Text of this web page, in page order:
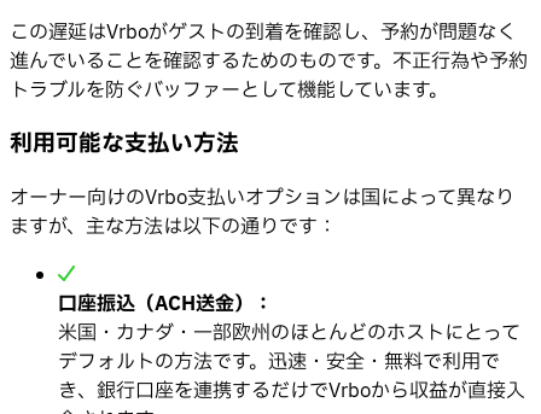
この遅延はVrboがゲストの到着を確認し、予約が問題なく
進んでいることを確認するためのものです。不正行為や予約
トラブルを防ぐバッファーとして機能しています。
利用可能な支払い方法
オーナー向けのVrbo支払いオプションは国によって異なり
ますが、主な方法は以下の通りです：
口座振込（ACH送金）：
米国・カナダ・一部欧州のほとんどのホストにとって
デフォルトの方法です。迅速・安全・無料で利用で
き、銀行口座を連携するだけでVrboから収益が直接入